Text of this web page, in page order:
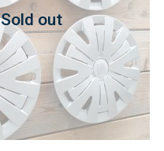
Sold out